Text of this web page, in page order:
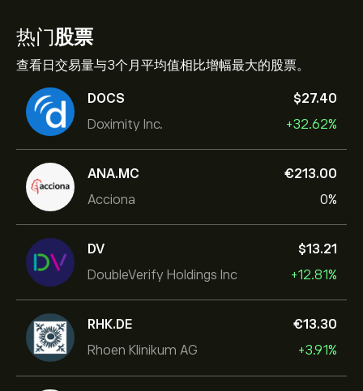
热门股票
查看日交易量与3个月平均值相比增幅最大的股票。
DOCS
Doximity Inc.
‎$‎27.40
+32.62%
ANA.MC
Acciona
‎€‎213.00
0%
DV
DoubleVerify Holdings Inc
‎$‎13.21
+12.81%
RHK.DE
Rhoen Klinikum AG
‎€‎13.30
+3.91%